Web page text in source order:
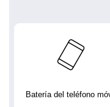
Batería del teléfono